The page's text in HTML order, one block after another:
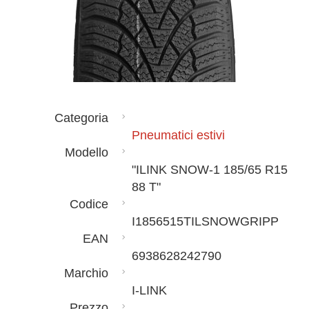
Categoria
Pneumatici estivi
Modello
"ILINK SNOW-1 185/65 R15
88 T"
Codice
I1856515TILSNOWGRIPP
EAN
6938628242790
Marchio
I-LINK